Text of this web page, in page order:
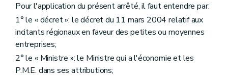
Pour l'application du présent arrêté, il faut entendre par:
1° le « décret »: le décret du 11 mars 2004 relatif aux
incitants régionaux en faveur des petites ou moyennes
entreprises;
2° le « Ministre »: le Ministre qui a l'économie et les
P.M.E. dans ses attributions;